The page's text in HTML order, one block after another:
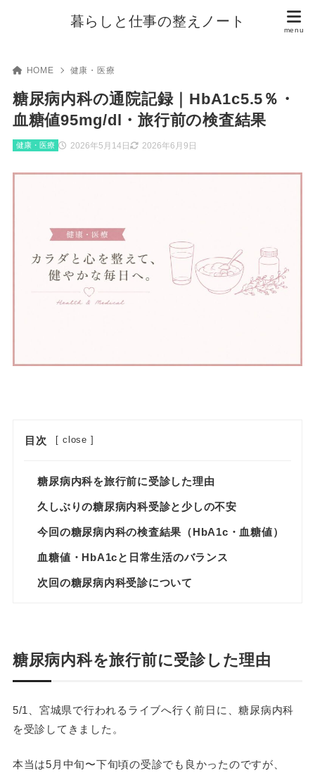
暮らしと仕事の整えノート
HOME 健康・医療
糖尿病内科の通院記録｜HbA1c5.5％・
血糖値95mg/dl・旅行前の検査結果
2026年5月14日 2026年6月9日
健康・医療
目次 [ close ]
糖尿病内科を旅行前に受診した理由
久しぶりの糖尿病内科受診と少しの不安
今回の糖尿病内科の検査結果（HbA1c・血糖値）
血糖値・HbA1cと日常生活のバランス
次回の糖尿病内科受診について
糖尿病内科を旅行前に受診した理由
5/1、宮城県で行われるライブへ行く前日に、糖尿病内科
を受診してきました。
本当は5月中旬〜下旬頃の受診でも良かったのですが、